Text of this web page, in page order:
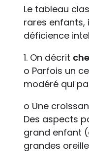
Le tableau
rares enfants,
déficience
1. On décrit
o Parfois un
modéré qui
o Une
Des aspects
grand enfant
grandes